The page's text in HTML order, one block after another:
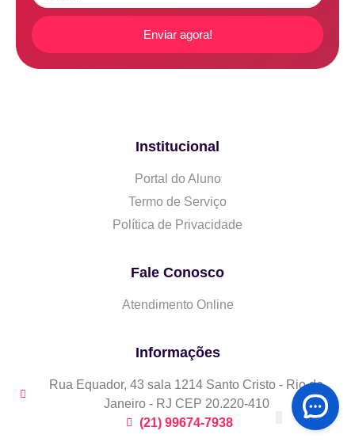
Enviar agora!
Institucional
Portal do Aluno
Termo de Serviço
Política de Privacidade
Fale Conosco
Atendimento Online
Informações
Rua Equador, 43 sala 1214 Santo Cristo - Rio de
Janeiro - RJ CEP 20.220-410
(21) 99674-7938